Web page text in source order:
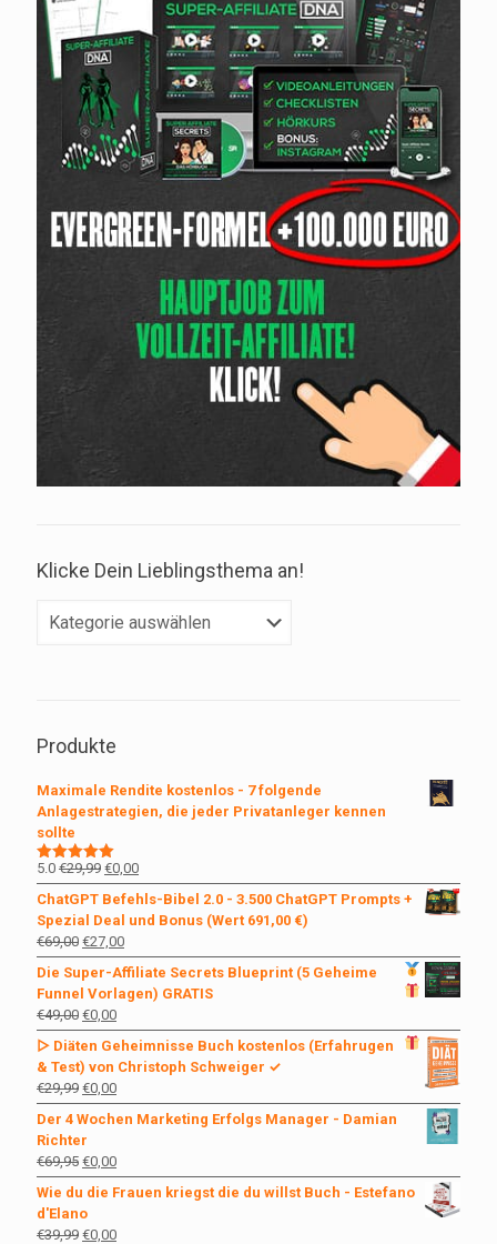
Klicke Dein Lieblingsthema an!
Dein
Produkte
Maximale Rendite kostenlos - 7 folgende
Anlagestrategien, die jeder Privatanleger kennen
sollte
Bewertet
mit5.00
von 5
5.0 €29,99 Ursprünglicher
Preis
war:
€29,99
€0,00Aktueller
Preis
ist:
€0,00.
ChatGPT Befehls-Bibel 2.0 - 3.500 ChatGPT Prompts +
Spezial Deal und Bonus (Wert 691,00 €)
€69,00 Ursprünglicher
Preis
war:
€69,00
€27,00Aktueller
Preis
ist:
€27,00.
Die Super-Affiliate Secrets Blueprint (5 Geheime
Funnel Vorlagen) GRATIS
€49,00 Ursprünglicher
Preis
war:
€49,00
€0,00Aktueller
Preis
ist:
€0,00.
▷ Diäten Geheimnisse Buch kostenlos (Erfahrugen
& Test) von Christoph Schweiger ✓
€29,99 Ursprünglicher
Preis
war:
€29,99
€0,00Aktueller
Preis
ist:
Der 4 Wochen Marketing Erfolgs Manager - Damian
Richter
€69,95 Ursprünglicher
Preis
war:
€69,95
€0,00Aktueller
Preis
ist:
Wie du die Frauen kriegst die du willst Buch - Estefano
d'Elano
€39,99 Ursprünglicher
€0,00Aktueller